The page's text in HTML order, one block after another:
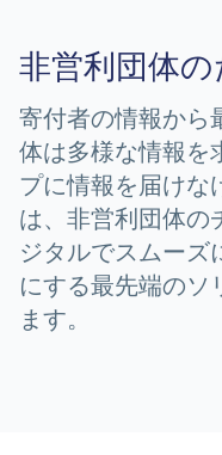
非営利団体
寄付者の情報から
体は多様な情報を
プに情報を届けな
は、非営利団体の
ジタルでスムーズ
にする最先端のソ
ます。